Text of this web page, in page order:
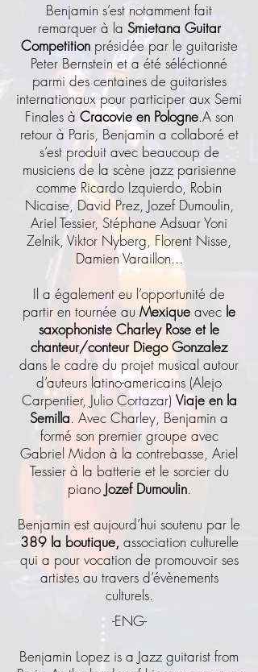
Benjamin s’est notamment fait
remarquer à la Smietana Guitar
Competitionprésidée par le guitariste
Peter Bernstein et a été séléctionné
parmi des centaines de guitaristes
internationaux pour participer aux Semi
Finales à Cracovie en Pologne.A son
retour à Paris, Benjamin a collaboré et
s’est produit avec beaucoup de
musiciens de la scène jazz parisienne
comme Ricardo Izquierdo, Robin
Nicaise, David Prez, Jozef Dumoulin,
Ariel Tessier, Stéphane Adsuar Yoni
Zelnik, Viktor Nyberg, Florent Nisse,
Damien Varaillon...
Il a également eu l’opportunité de
partir en tournée au Mexique avec le
saxophoniste Charley Rose et le
chanteur/conteur Diego Gonzalez
dans le cadre du projet musical autour
d’auteurs latino-americains (Alejo
Carpentier, Julio Cortazar) Viaje en la
Semilla. Avec Charley, Benjamin a
formé son premier groupe avec
Gabriel Midon à la contrebasse, Ariel
Tessier à la batterie et le sorcier du
piano Jozef Dumoulin.
Benjamin est aujourd’hui soutenu par le
389 la boutique, association culturelle
qui a pour vocation de promouvoir ses
artistes au travers d’évènements
culturels.
-ENG-
Benjamin Lopez is a Jazz guitarist from